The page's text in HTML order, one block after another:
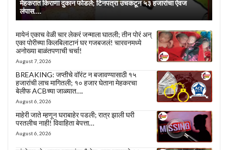
मेहकरात किराणा दुकान फोडले; टिनपत्रा उचकटून ५३ हजारांचा ऐवज
लंपास….
मायेनं एकाच वेळी चार लेकरं जन्माला घातली; तीन पोरं अन्
एका पोरीच्या किलबिलाटानं घर गजबजलं! चारवनमध्ये
अनोख्या बाळंतपणाची चर्चा!
August 7, 2026
BREAKING: जप्तीचे वॉरंट न बजावण्यासाठी १५
हजारांची लाच मागितली; १० हजार घेताना मेहकरचा
बेलीफ ACBच्या जाळ्यात….
August 6, 2026
माहेरी जाते म्हणून घराबाहेर पडली; रात्र झाली घरी
परतलीच नाही! विवाहिता बेपत्ता…
August 6, 2026